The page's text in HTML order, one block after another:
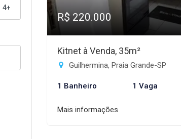
4+
R$ 220.000
Kitnet à Venda, 35m²
Guilhermina, Praia Grande-SP
1 Banheiro 1 Vaga
Mais informações